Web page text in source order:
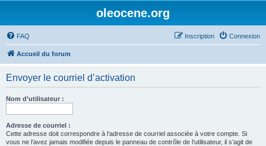
oleocene.org
FAQ Connexion
Inscription
Accueil du forum
Envoyer le courriel d’activation
Nom d’utilisateur :
Adresse de courriel :
Cette adresse doit correspondre à l’adresse de courriel associée à votre compte. Si
vous ne l’avez jamais modifiée depuis le panneau de contrôle de l’utilisateur, il s’agit de